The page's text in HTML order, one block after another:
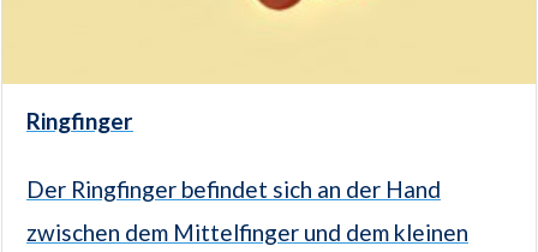
Ringfinger
Der Ringfinger befindet sich an der Hand
zwischen dem Mittelfinger und dem kleinen